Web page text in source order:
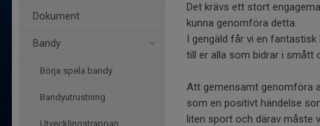
Dokument
Bandy
Börja spela bandy
Bandyutrustning
Utvecklingstrappan
Det krävs ett stort
kunna genomföra detta.
I gengäld får vi en
till er alla som bidrar i smått
Att gemensamt genomföra
som en positivt händelse
liten sport och därav måste